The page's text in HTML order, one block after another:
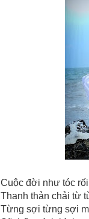
Cuộc đời như tóc rối
Thanh thản chải từ
Từng sợi từng sợi